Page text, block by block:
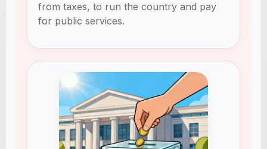
from taxes, to run the country and pay
for public services.